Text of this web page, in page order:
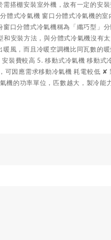
搭棚安裝室外機，故有一定的安
式冷氣機 窗口分體式冷氣機的
口分體式冷氣機稱為「纖巧型」
安裝方法，與分體式冷氣機沒有
風，而且冷暖空調機比同瓦數的
裝費較高 5. 移動式冷氣機 移動式
可因應需求移動冷氣機 耗電較低
的功率單位，匹數越大，製冷能